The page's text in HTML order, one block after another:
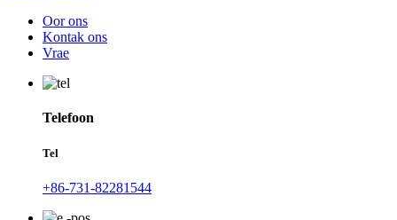
Oor ons
Kontak ons
Vrae
Telefoon
Tel
+86-731-82281544